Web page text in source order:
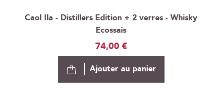
Caol Ila - Distillers Edition + 2 verres - Whisky
Ecossais
74,00 €
Ajouter au panier